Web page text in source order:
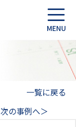
一覧に戻る
次の事例へ＞